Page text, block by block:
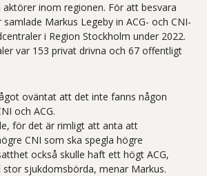
aktörer inom regionen. För att besvara
Markus Legeby in ACG- och CNI-
i Region Stockholm under 2022.
var 153 privat drivna och 67 offentligt
oväntat att det inte fanns någon
och ACG.
för det är rimligt att anta att
CNI som ska spegla högre
också skulle haft ett högt ACG,
sjukdomsbörda, menar Markus.